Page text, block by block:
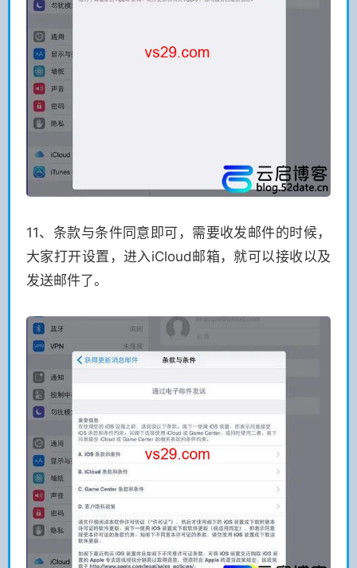
11、条款与条件同意即可，需要收发邮件的时候，
大家打开设置，进入iCloud邮箱，就可以接收以及
发送邮件了。